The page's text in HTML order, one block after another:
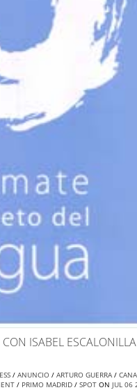
ISABEL
/ ANUNCIO / ARTURO GUERRA /
/ PRIMO MADRID / SPOT ON JUL 06